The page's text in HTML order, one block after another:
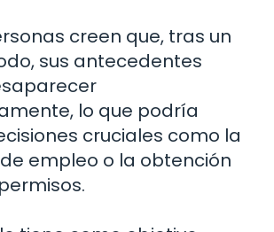
creen que, tras un
sus antecedentes
lo que podría
cruciales como la
empleo o la obtención